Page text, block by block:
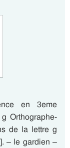
en 3eme
Orthographe-
de la lettre g
– le gardien –